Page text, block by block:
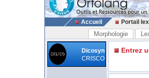
Accueil Portail
Morphologie
Dicosyn
CRISCO
Entrez